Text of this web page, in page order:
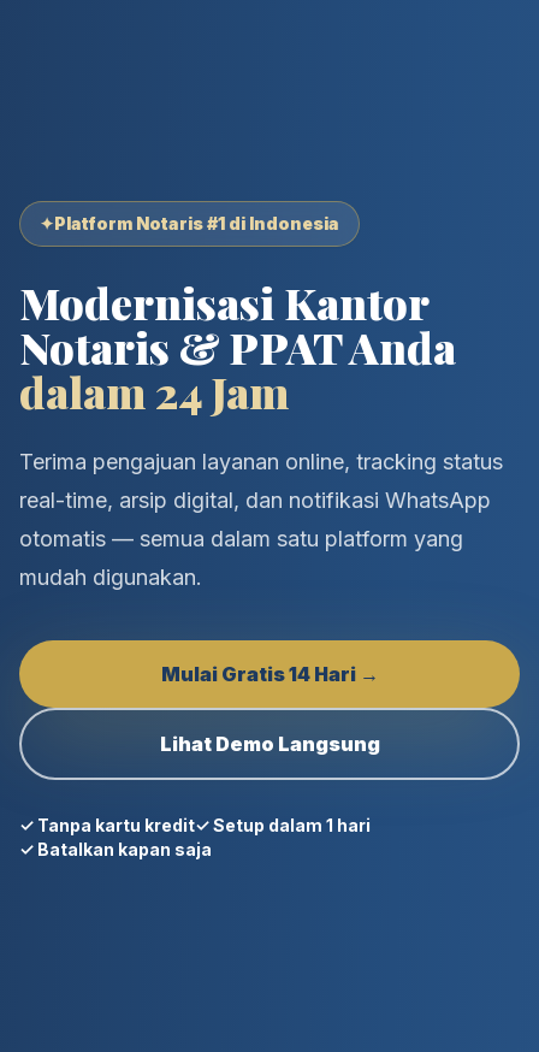
✦Platform Notaris #1 di Indonesia
Modernisasi Kantor
Notaris & PPAT Anda
dalam 24 Jam
Terima pengajuan layanan online, tracking status
real-time, arsip digital, dan notifikasi WhatsApp
otomatis — semua dalam satu platform yang
mudah digunakan.
Mulai Gratis 14 Hari →
Lihat Demo Langsung
✓ Tanpa kartu kredit✓ Setup dalam 1 hari
✓ Batalkan kapan saja